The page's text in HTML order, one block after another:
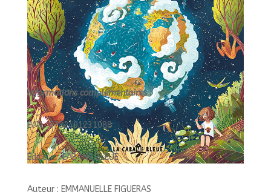
Informations complémentaires :
EAN : 9782491231088
Éditeur : CABANE BLEUE
Auteur : EMMANUELLE FIGUERAS